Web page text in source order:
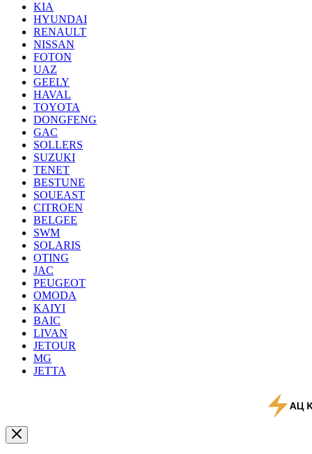
KIA
HYUNDAI
RENAULT
NISSAN
FOTON
UAZ
GEELY
HAVAL
TOYOTA
DONGFENG
GAC
SOLLERS
SUZUKI
TENET
BESTUNE
SOUEAST
CITROEN
BELGEE
SWM
SOLARIS
OTING
JAC
PEUGEOT
OMODA
KAIYI
BAIC
LIVAN
JETOUR
MG
JETTA